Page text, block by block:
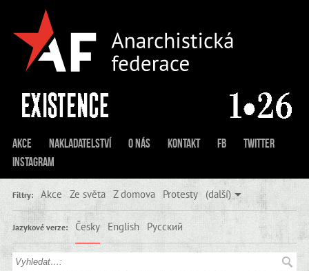
Akce Nakladatelství O nás Kontakt FB
Twitter
Instagram
Filtry: Akce Ze světa Z domova Protesty (další)
Jazykové verze: Česky English Русский